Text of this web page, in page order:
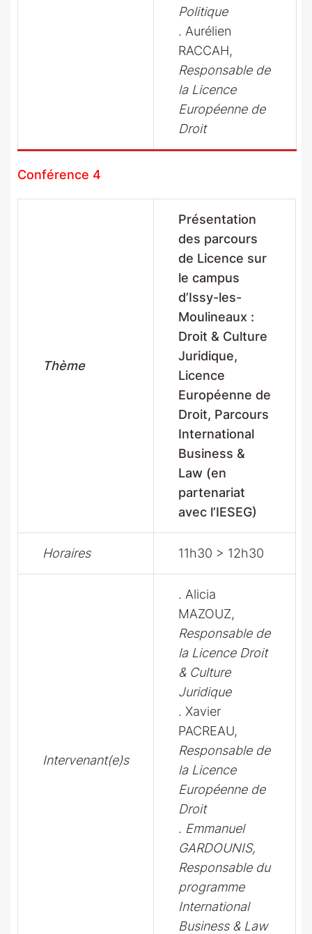
Politique
. Aurélien
RACCAH,
Responsable de
la Licence
Européenne de
Droit
Conférence 4
Thème
Présentation
des parcours
de Licence sur
le campus
d’Issy-les-
Moulineaux :
Droit & Culture
Juridique,
Licence
Européenne de
Droit, Parcours
International
Business &
Law (en
partenariat
avec l’IESEG)
Horaires 11h30 > 12h30
Intervenant(e)s
. Alicia
MAZOUZ,
Responsable de
la Licence Droit
& Culture
Juridique
. Xavier
PACREAU,
Responsable de
la Licence
Européenne de
Droit
. Emmanuel
GARDOUNIS,
Responsable du
programme
International
Business & Law